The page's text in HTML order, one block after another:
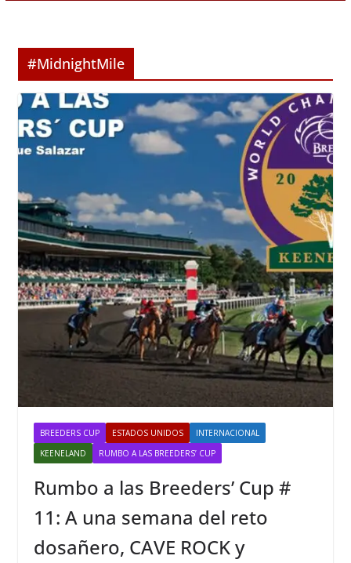
#MidnightMile
BREEDERS CUP ESTADOS UNIDOS
INTERNACIONAL
KEENELAND
RUMBO A LAS BREEDERS’ CUP
Rumbo a las Breeders’ Cup #
11: A una semana del reto
dosañero, CAVE ROCK y